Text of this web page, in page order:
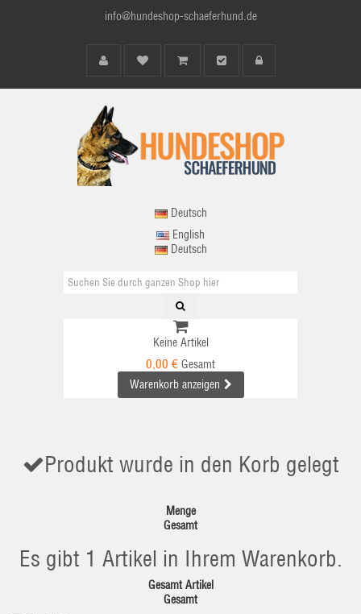
info@hundeshop-schaeferhund.de
Deutsch
English
Deutsch
Keine Artikel
0,00 € Gesamt
Warenkorb anzeigen
Produkt wurde in den Korb gelegt
Menge
Gesamt
Es gibt 1 Artikel in Ihrem Warenkorb.
Gesamt Artikel
Gesamt